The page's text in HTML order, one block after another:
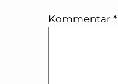
Kommentar *